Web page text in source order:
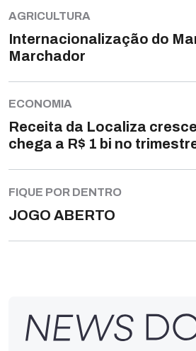
AGRICULTURA
Internacionalização do
Marchador
ECONOMIA
Receita da Localiza
chega a R$ 1 bi no
FIQUE POR DENTRO
JOGO ABERTO